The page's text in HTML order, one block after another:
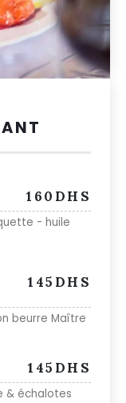
160DHS
- huile
145DHS
beurre Maître
145DHS
& échalotes